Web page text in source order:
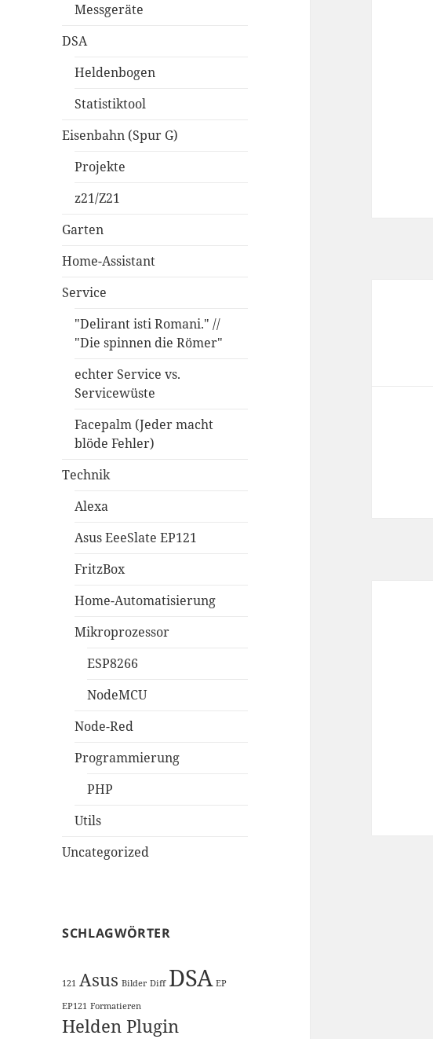
Messgeräte
DSA
Heldenbogen
Statistiktool
Eisenbahn (Spur G)
Projekte
z21/Z21
Garten
Home-Assistant
Service
"Delirant isti Romani." //
"Die spinnen die Römer"
echter Service vs.
Servicewüste
Facepalm (Jeder macht
blöde Fehler)
Technik
Alexa
Asus EeeSlate EP121
FritzBox
Home-Automatisierung
Mikroprozessor
ESP8266
NodeMCU
Node-Red
Programmierung
PHP
Utils
Uncategorized
SCHLAGWÖRTER
121 Asus Bilder Diff DSA EP
EP121 Formatieren
Helden Plugin